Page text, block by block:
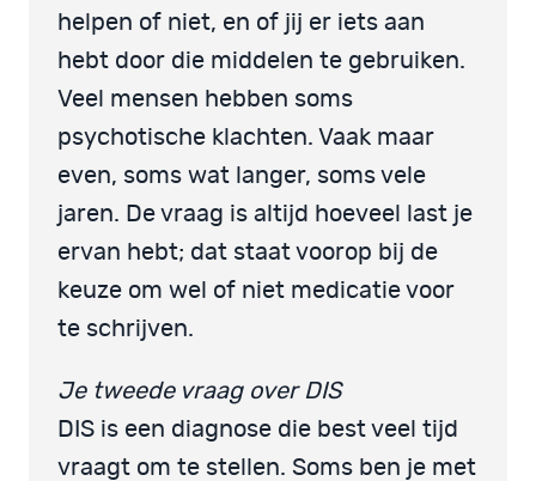
helpen of niet, en of jij er iets aan
hebt door die middelen te gebruiken.
Veel mensen hebben soms
psychotische klachten. Vaak maar
even, soms wat langer, soms vele
jaren. De vraag is altijd hoeveel last je
ervan hebt; dat staat voorop bij de
keuze om wel of niet medicatie voor
te schrijven.
Je tweede vraag over DIS
DIS is een diagnose die best veel tijd
vraagt om te stellen. Soms ben je met